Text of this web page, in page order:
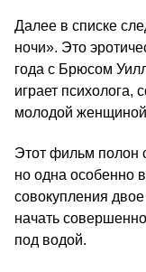
Далее в списке
ночи». Это
года с Брюсом
играет психолога,
молодой
Этот фильм полон
но одна особенно
совокупления
начать
под водой.